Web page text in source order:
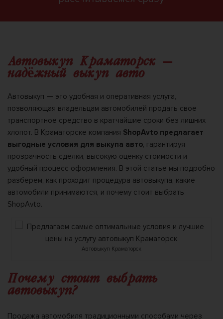
Автовыкуп Краматорск —
надёжный выкуп авто
Автовыкуп — это удобная и оперативная услуга,
позволяющая владельцам автомобилей продать свое
транспортное средство в кратчайшие сроки без лишних
хлопот. В Краматорске компания ShopAvto предлагает
выгодные условия для выкупа авто, гарантируя
прозрачность сделки, высокую оценку стоимости и
удобный процесс оформления. В этой статье мы подробно
разберем, как проходит процедура автовыкупа, какие
автомобили принимаются, и почему стоит выбрать
ShopAvto.
Автовыкуп Краматорск
Почему стоит выбрать
автовыкуп?
Продажа автомобиля традиционными способами через